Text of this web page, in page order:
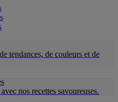
tendances, de couleurs et de
nos recettes savoureuses.